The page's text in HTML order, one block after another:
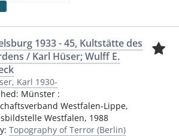
1933 - 45, Kultstätte des
/ Karl Hüser; Wulff E.
Karl 1930-
Münster :
Westfalen-Lippe,
Westfalen, 1988
Topography of Terror (Berlin)